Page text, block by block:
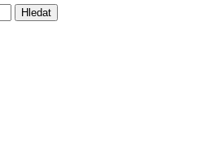
Hledat